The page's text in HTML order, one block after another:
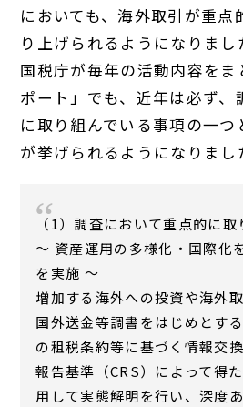
においても、海外取引が重点
り上げられるようになりまし
国税庁が毎年の活動内容をま
ポート」でも、近年は必ず、
に取り組んでいる事項の一つ
が挙げられるようになりまし
（1）調査において重点的に
～ 資産運用の多様化・国際化
を実施 ～
増加する海外への投資や海外
国外送金等調書をはじめとす
の租税条約等に基づく情報交
報告基準（CRS）によって得
用して実態解明を行い、深度